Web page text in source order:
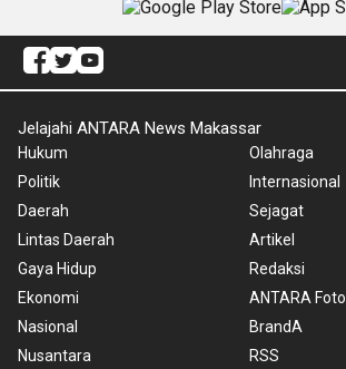
Jelajahi ANTARA News Makassar
Hukum
Politik
Daerah
Lintas Daerah
Gaya Hidup
Ekonomi
Nasional
Nusantara
Olahraga
Internasional
Sejagat
Artikel
Redaksi
ANTARA Foto
BrandA
RSS